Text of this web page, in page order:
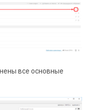
все основные